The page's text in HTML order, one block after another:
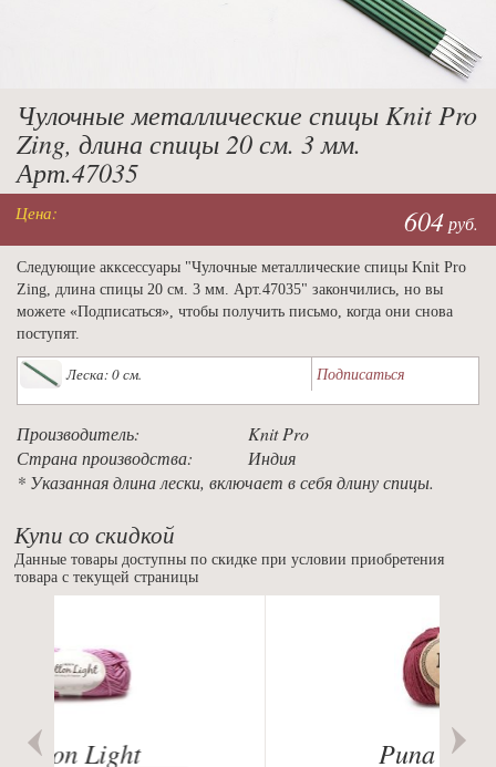
Чулочные металлические спицы Knit Pro
Zing, длина спицы 20 см. 3 мм.
Арт.47035
Цена: 604руб.
Следующие акксессуары "Чулочные металлические спицы Knit Pro
Zing, длина спицы 20 см. 3 мм. Арт.47035" закончились, но вы
можете «Подписаться», чтобы получить письмо, когда они снова
поступят.
Леска: 0 см. Подписаться
Производитель:
Knit Pro
Страна производства:
Индия
* Указанная длина лески, включает в себя длину спицы.
Купи со скидкой
Данные товары доступны по скидке при условии приобретения
товара с текущей страницы